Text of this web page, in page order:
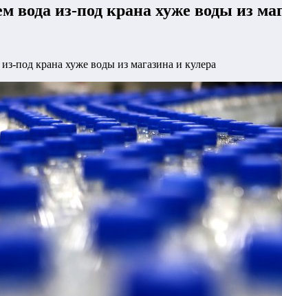
вода из-под крана хуже воды из
под крана хуже воды из магазина и кулера